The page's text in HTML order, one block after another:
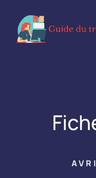
contenu